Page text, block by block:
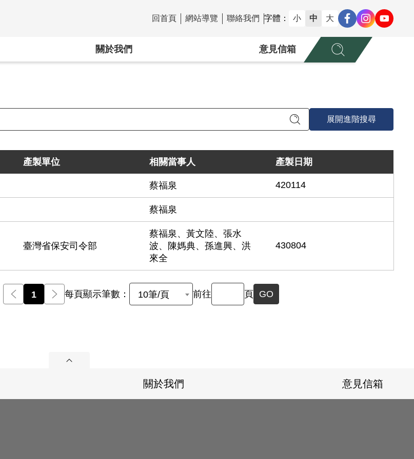
:::
回首頁 網站導覽 聯絡我們 字體： 小 中 大
關於我們 意見信箱
展開進階搜尋
產製單位 相關當事人 產製日期
蔡福泉 420114
蔡福泉
臺灣省保安司令部
蔡福泉、黃文陸、張水
波、陳媽典、孫進興、洪
來全
430804
前一頁
1 後一頁
每頁顯示筆數： 10筆/頁 前往 頁 GO
關於我們 意見信箱